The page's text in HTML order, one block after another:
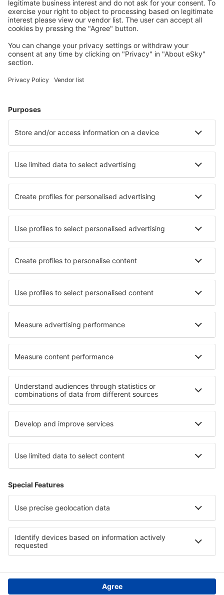
Hotely v Německu - Oblíbená města
Hotely v Heringsdorfu Hotely in Neuharlingersiel
Hotely in Schmallenberg Hotely in Bernkastel-Kues
Nejlepší hotely - města
Hotely in Porto Azzurro Hotely in Mojstrana
Hotely v Bhavnagaru Hotely in Kopačnica
Hotely in Argenton-l Eglise Hotely in Dragona
Hotely na ostrově Usedom Hotely in Saxon Switzerland
Hotely v Dolním Sasku Hotely in French Alps
Hotely in Woodbush Forest Reserve
Hotely v Poleský národní park
Hotely in Alaska